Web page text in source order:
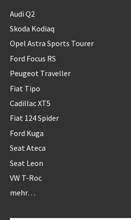
Audi Q2
Skoda Kodiaq
Opel Astra Sports Tourer
Ford Focus RS
Peugeot Traveller
Fiat Tipo
Cadillac XT5
Fiat 124 Spider
Ford Kuga
Seat Ateca
Seat Leon
VW T-Roc
mehr…